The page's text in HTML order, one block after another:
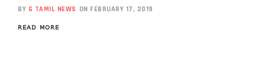
BY G TAMIL NEWS ON FEBRUARY 17, 2019
READ MORE